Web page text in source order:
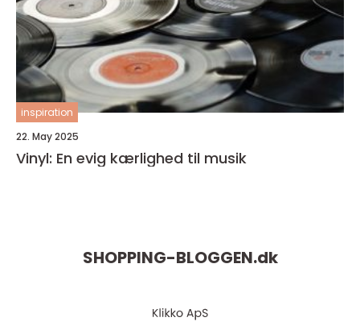
inspiration
22. May 2025
Vinyl: En evig kærlighed til musik
SHOPPING-BLOGGEN.dk